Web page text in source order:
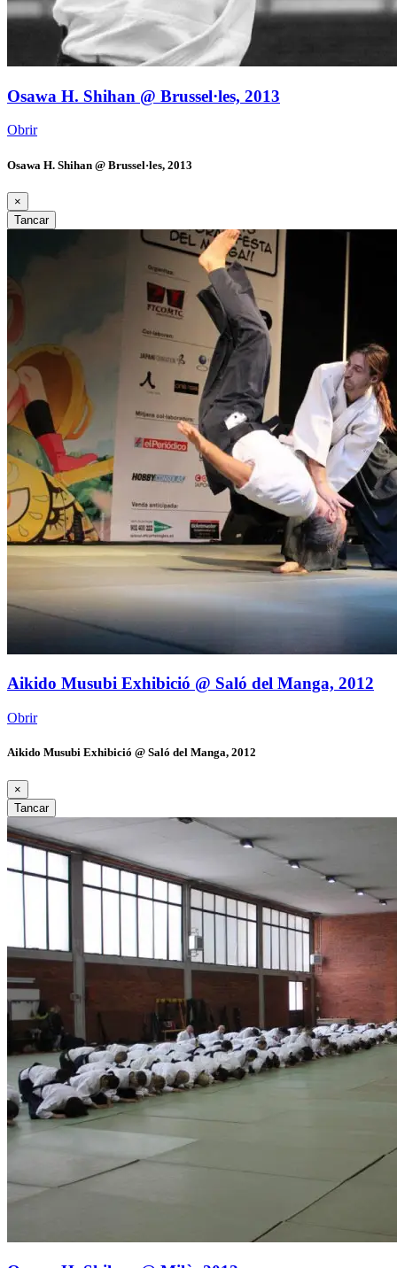
Osawa H. Shihan @ Brussel·les, 2013
Obrir
Osawa H. Shihan @ Brussel·les, 2013
×
Tancar
Aikido Musubi Exhibició @ Saló del Manga, 2012
Obrir
Aikido Musubi Exhibició @ Saló del Manga, 2012
×
Tancar